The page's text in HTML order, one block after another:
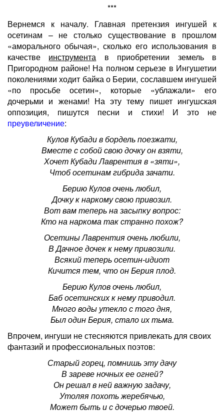
***
Вернемся к началу. Главная претензия ингушей к
осетинам – не столько существование в прошлом
«аморального обычая», сколько его использования в
качестве инструмента в приобретении земель в
Пригородном районе! На полном серьезе в Ингушетии
поколениями ходит байка о Берии, сославшем ингушей
«по просьбе осетин», которые «ублажали» его
дочерьми и женами! На эту тему пишет ингушская
оппозиция, пишутся песни и стихи! И это не
преувеличение:
Кулов Кубади в бордель поезжати,
Вместе с собой свою дочку он взяти,
Хочет Кубади Лаврентия в «зяти»,
Чтоб осетинам гибрида зачати.
Берию Кулов очень любил,
Дочку к наркому свою привозил.
Вот вам теперь на засыпку вопрос:
Кто на наркома так странно похож?
Осетины Лаврентия очень любили,
В Дачное дочек к нему привозили.
Всякий теперь осетин-идиот
Кичится тем, что он Берия плод.
Берию Кулов очень любил,
Баб осетинских к нему приводил.
Много воды утекло с того дня,
Был один Берия, стало их тьма.
Впрочем, ингуши не стесняются привлекать для своих
фантазий и профессиональных поэтов:
Старый горец, помнишь эту дачу
В зареве ночных ее огней?
Он решал в ней важную задачу,
Утоляя похоть жеребячью,
Может быть и с дочерью твоей.